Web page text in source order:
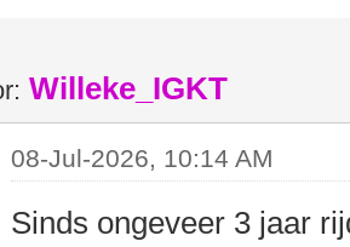
Willeke_IGKT
08-Jul-2026, 10:14 AM
Sinds ongeveer 3 jaar